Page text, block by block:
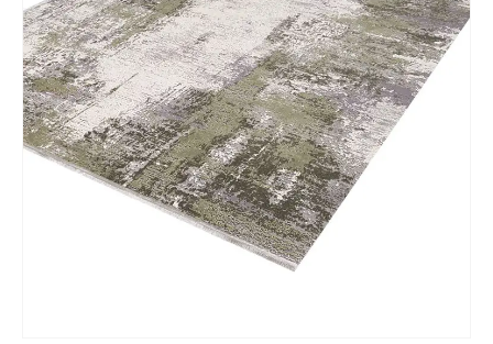
Nombre y Referencia del producto*
Acuerdo RGPD*
Doy mi consentimiento para que
esta web almacene la
información que envío para que
puedan responder a mi petición.